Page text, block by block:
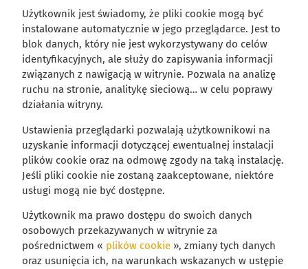
Użytkownik jest świadomy, że pliki cookie mogą być
instalowane automatycznie w jego przeglądarce. Jest to
blok danych, który nie jest wykorzystywany do celów
identyfikacyjnych, ale służy do zapisywania informacji
związanych z nawigacją w witrynie. Pozwala na analizę
ruchu na stronie, analitykę sieciową… w celu poprawy
działania witryny.
Ustawienia przeglądarki pozwalają użytkownikowi na
uzyskanie informacji dotyczącej ewentualnej instalacji
plików cookie oraz na odmowę zgody na taką instalację.
Jeśli pliki cookie nie zostaną zaakceptowane, niektóre
usługi mogą nie być dostępne.
Użytkownik ma prawo dostępu do swoich danych
osobowych przekazywanych w witrynie za
pośrednictwem « plików cookie », zmiany tych danych
oraz usunięcia ich, na warunkach wskazanych w ustępie